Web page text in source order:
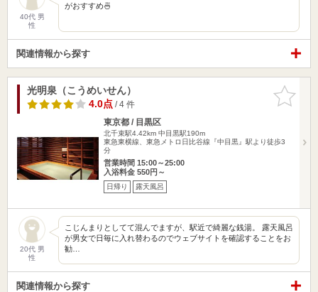
40代 男
性
がおすすめ🍜
関連情報から探す
お気に入
りに追加
光明泉（こうめいせん）
4.0点/ 4 件
東京都 / 目黒区
北千束駅4.42km 中目黒駅190m
東急東横線、東急メトロ日比谷線『中目黒』駅より徒歩3
分
営業時間 15:00～25:00
入浴料金 550円～
日帰り 露天風呂
20代 男
性
こじんまりとしてて混んでますが、駅近で綺麗な銭湯。 露天風呂
が男女で日毎に入れ替わるのでウェブサイトを確認することをお
勧…
関連情報から探す